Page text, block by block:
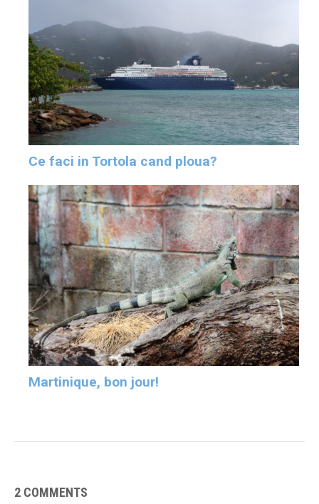
Ce faci in Tortola cand ploua?
Martinique, bon jour!
2 COMMENTS